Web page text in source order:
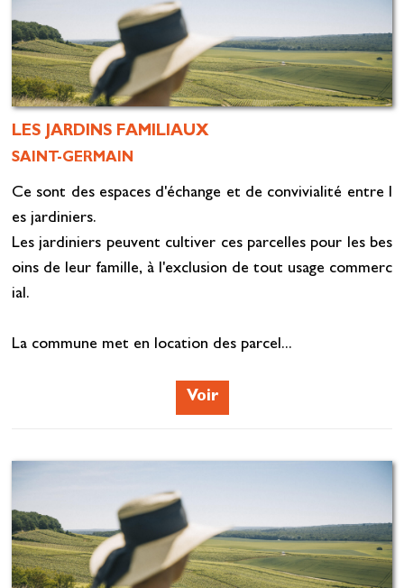
LES JARDINS FAMILIAUX
SAINT-GERMAIN
Ce sont des espaces d'échange et de convivialité entre l
es jardiniers.
Les jardiniers peuvent cultiver ces parcelles pour les bes
oins de leur famille, à l'exclusion de tout usage commerc
ial.
La commune met en location des parcel...
Voir